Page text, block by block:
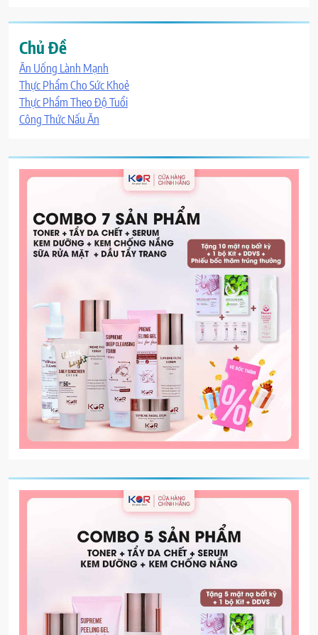
Chủ Đề
Ăn Uống Lành Mạnh
Thực Phẩm Cho Sức Khoẻ
Thực Phẩm Theo Độ Tuổi
Công Thức Nấu Ăn